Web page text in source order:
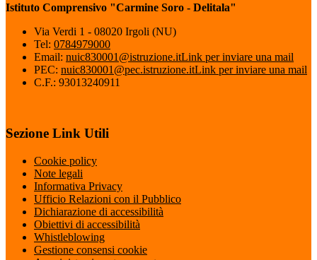
Istituto Comprensivo "Carmine Soro - Delitala"
Via Verdi 1 - 08020 Irgoli (NU)
Tel: 0784979000
Email: nuic830001@istruzione.itLink per inviare una mail
PEC: nuic830001@pec.istruzione.itLink per inviare una mail
C.F.: 93013240911
Sezione Link Utili
Cookie policy
Note legali
Informativa Privacy
Ufficio Relazioni con il Pubblico
Dichiarazione di accessibilità
Obiettivi di accessibilità
Whistleblowing
Gestione consensi cookie